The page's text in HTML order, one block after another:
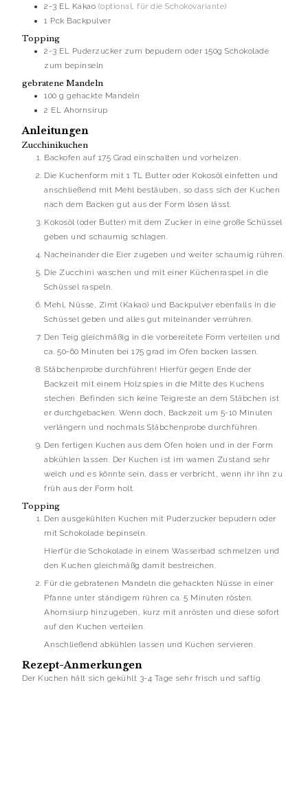
2-3 EL Kakao (optional, für die Schokovariante)
1 Pck Backpulver
Topping
2-3 EL
Puderzucker zum bepudern oder 150g Schokolade
zum bepinseln
gebratene Mandeln
100 g gehackte Mandeln
2 EL Ahornsirup
Anleitungen
Zucchinikuchen
Backofen auf 175 Grad einschalten und vorheizen.
Die Kuchenform mit 1 TL Butter oder Kokosöl einfetten und
anschließend mit Mehl bestäuben, so dass sich der Kuchen
nach dem Backen gut aus der Form lösen lässt.
Kokosöl (oder Butter) mit dem Zucker in eine große Schüssel
geben und schaumig schlagen.
Nacheinander die Eier zugeben und weiter schaumig rühren.
Die Zucchini waschen und mit einer Küchenraspel in die
Schüssel raspeln.
Mehl, Nüsse, Zimt (Kakao) und Backpulver ebenfalls in die
Schüssel geben und alles gut miteinander verrühren.
Den Teig gleichmäßig in die vorbereitete Form verteilen und
ca. 50-60 Minuten bei 175 grad im Ofen backen lassen.
Stäbchenprobe durchführen! Hierfür gegen Ende der
Backzeit mit einem Holzspies in die Mitte des Kuchens
stechen. Befinden sich keine Teigreste an dem Stäbchen ist
er durchgebacken. Wenn doch, Backzeit um 5-10 Minuten
verlängern und nochmals Stäbchenprobe durchführen.
Den fertigen Kuchen aus dem Ofen holen und in der Form
abkühlen lassen. Der Kuchen ist im wamen Zustand sehr
weich und es könnte sein, dass er verbricht, wenn ihr ihn zu
früh aus der Form holt.
Topping
Den ausgekühlten Kuchen mit Puderzucker bepudern oder
mit Schokolade bepinseln.
Hierfür die Schokolade in einem Wasserbad schmelzen und
den Kuchen gleichmäßg damit bestreichen.
Für die gebratenen Mandeln die gehackten Nüsse in einer
Pfanne unter ständigem rühren ca. 5 Minuten rösten.
Ahornsiurp hinzugeben, kurz mit anrösten und diese sofort
auf den Kuchen verteilen.
Anschließend abkühlen lassen und Kuchen servieren.
Rezept-Anmerkungen
Der Kuchen hält sich gekühlt 3-4 Tage sehr frisch und saftig.